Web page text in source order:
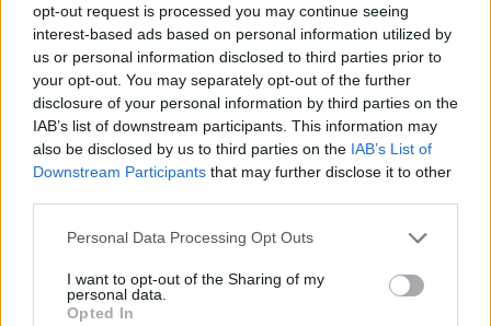
opt-out request is processed you may continue seeing
interest-based ads based on personal information utilized by
us or personal information disclosed to third parties prior to
your opt-out. You may separately opt-out of the further
disclosure of your personal information by third parties on the
IAB’s list of downstream participants. This information may
also be disclosed by us to third parties on the IAB’s List of
Downstream Participants that may further disclose it to other
Please note that this website/app uses one or more Google
not limited to your visit or usage behaviour. You may click to
grant or deny consent to Google and its third-party tags to
Personal Data Processing Opt Outs
I want to opt-out of the Sharing of my
personal data.
Opted In
preço do token EPS a longo prazo. As tendências de longo
prazo determinadas pela análise técnica de anos de dados
históricos de preços ajudarão na previsão dos anos
vindouros, mas a análise fundamental é
fundamental. Você precisará acompanhar os boletins
informativos, as mídias sociais, os próximos eventos, o
sentimento geral do investidor e as condições do mercado
conforme mudam ao longo do tempo para determinar
de uma previsão de preço na Ellipsis a partir dos dados
coletados é uma etapa geral útil para determinar se um